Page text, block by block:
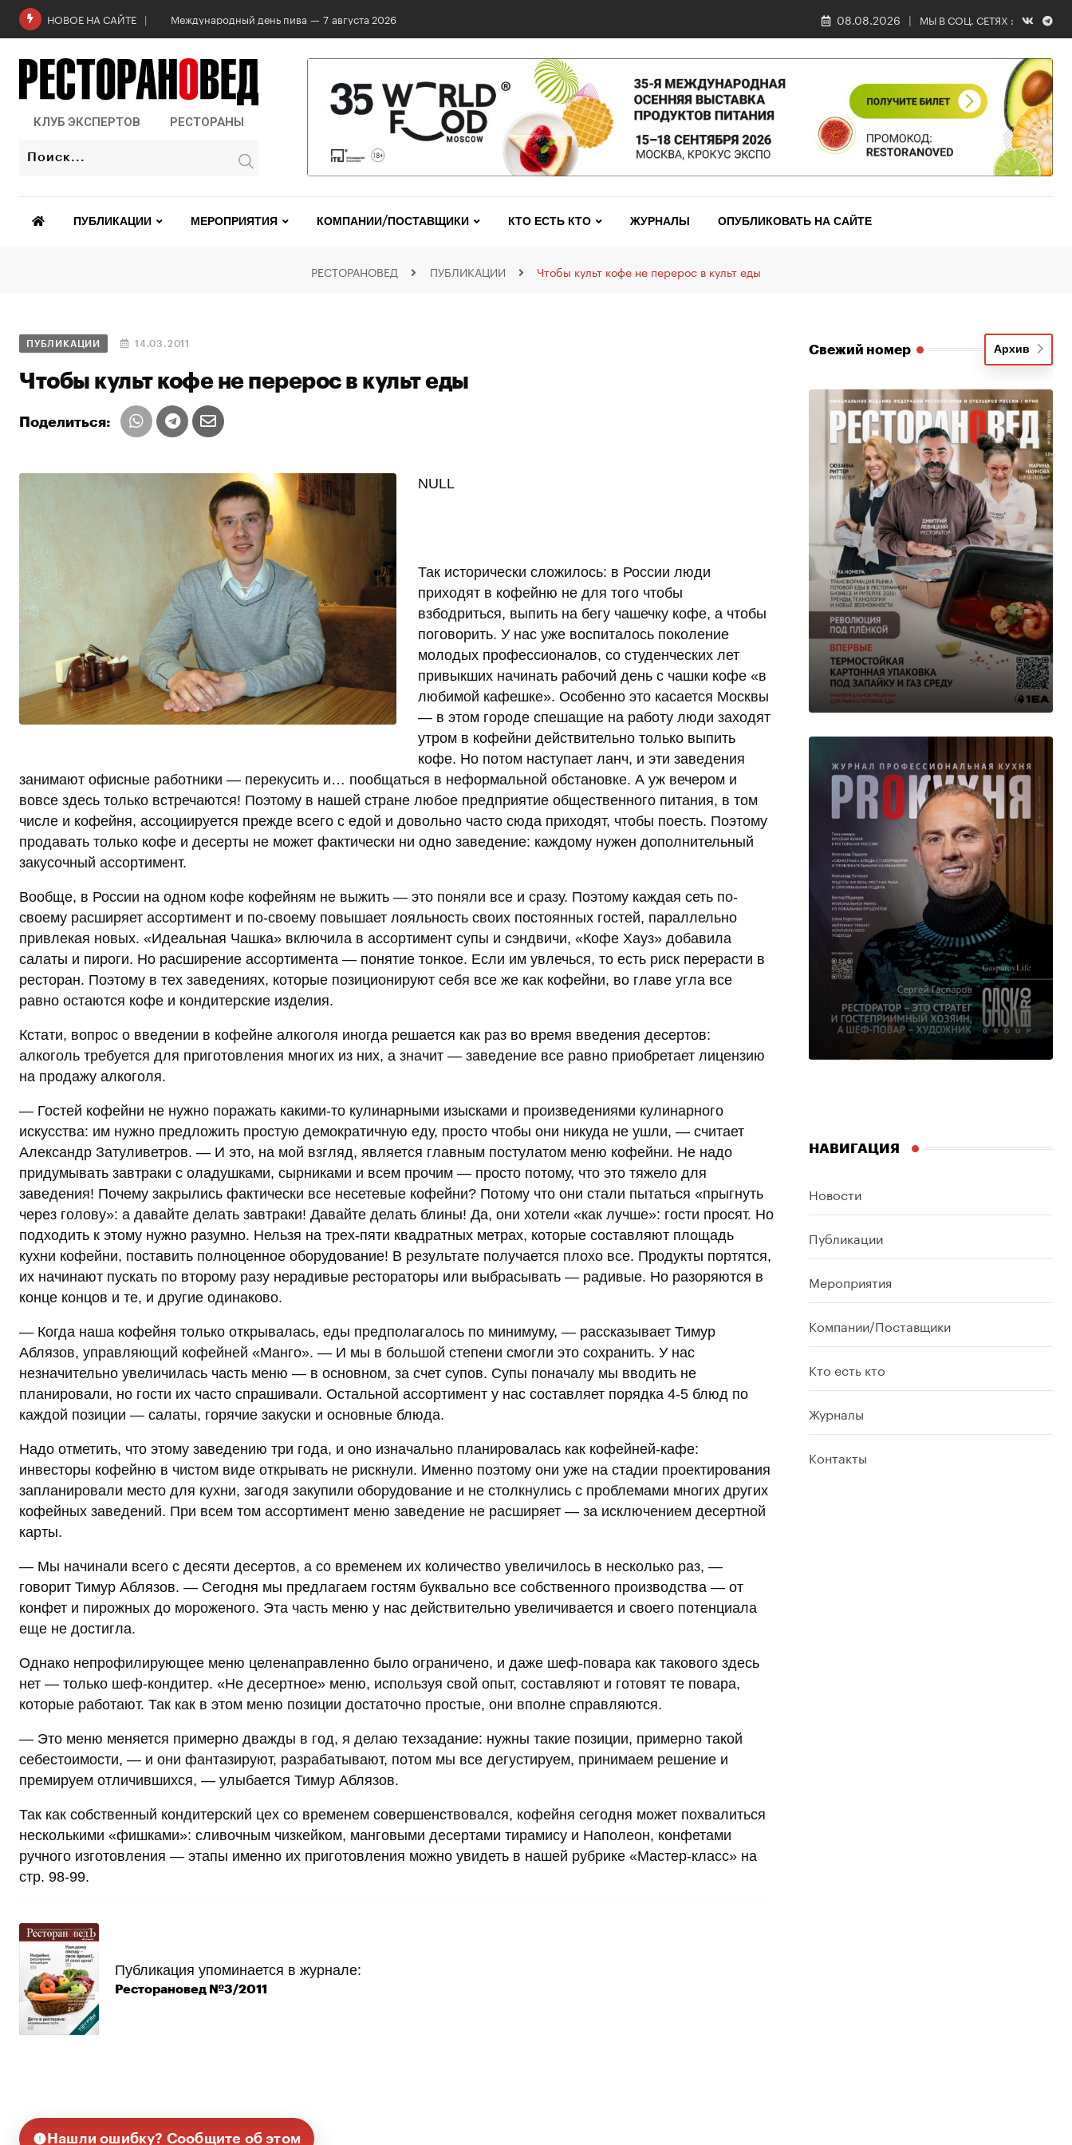
НОВОЕ НА САЙТЕ Роскачество проверило бургеры в 20 сетях: выявлены нарушения и названы лидеры исследования 08.08.2026 МЫ В СОЦ. СЕТЯХ :
КЛУБ ЭКСПЕРТОВ РЕСТОРАНЫ
ПУБЛИКАЦИИ МЕРОПРИЯТИЯ КОМПАНИИ/ПОСТАВЩИКИ КТО ЕСТЬ КТО ЖУРНАЛЫ ОПУБЛИКОВАТЬ НА САЙТЕ
РЕСТОРАНОВЕД ПУБЛИКАЦИИ Чтобы культ кофе не перерос в культ еды
ПУБЛИКАЦИИ 14.03.2011
Чтобы культ кофе не перерос в культ еды
Поделиться:
NULL
Так исторически сложилось: в России люди
приходят в кофейню не для того чтобы
взбодриться, выпить на бегу чашечку кофе, а чтобы
поговорить. У нас уже воспиталось поколение
молодых профессионалов, со студенческих лет
привыкших начинать рабочий день с чашки кофе «в
любимой кафешке». Особенно это касается Москвы
— в этом городе спешащие на работу люди заходят
утром в кофейни действительно только выпить
кофе. Но потом наступает ланч, и эти заведения
занимают офисные работники — перекусить и… пообщаться в неформальной обстановке. А уж вечером и
вовсе здесь только встречаются! Поэтому в нашей стране любое предприятие общественного питания, в том
числе и кофейня, ассоциируется прежде всего с едой и довольно часто сюда приходят, чтобы поесть. Поэтому
продавать только кофе и десерты не может фактически ни одно заведение: каждому нужен дополнительный
закусочный ассортимент.
Вообще, в России на одном кофе кофейням не выжить — это поняли все и сразу. Поэтому каждая сеть по-
своему расширяет ассортимент и по-своему повышает лояльность своих постоянных гостей, параллельно
привлекая новых. «Идеальная Чашка» включила в ассортимент супы и сэндвичи, «Кофе Хауз» добавила
салаты и пироги. Но расширение ассортимента — понятие тонкое. Если им увлечься, то есть риск перерасти в
ресторан. Поэтому в тех заведениях, которые позиционируют себя все же как кофейни, во главе угла все
равно остаются кофе и кондитерские изделия.
Кстати, вопрос о введении в кофейне алкоголя иногда решается как раз во время введения десертов:
алкоголь требуется для приготовления многих из них, а значит — заведение все равно приобретает лицензию
на продажу алкоголя.
— Гостей кофейни не нужно поражать какими-то кулинарными изысками и произведениями кулинарного
искусства: им нужно предложить простую демократичную еду, просто чтобы они никуда не ушли, — считает
Александр Затуливетров. — И это, на мой взгляд, является главным постулатом меню кофейни. Не надо
придумывать завтраки с оладушками, сырниками и всем прочим — просто потому, что это тяжело для
заведения! Почему закрылись фактически все несетевые кофейни? Потому что они стали пытаться «прыгнуть
через голову»: а давайте делать завтраки! Давайте делать блины! Да, они хотели «как лучше»: гости просят. Но
подходить к этому нужно разумно. Нельзя на трех-пяти квадратных метрах, которые составляют площадь
кухни кофейни, поставить полноценное оборудование! В результате получается плохо все. Продукты портятся,
их начинают пускать по второму разу нерадивые рестораторы или выбрасывать — радивые. Но разоряются в
конце концов и те, и другие одинаково.
— Когда наша кофейня только открывалась, еды предполагалось по минимуму, — рассказывает Тимур
Аблязов, управляющий кофейней «Манго». — И мы в большой степени смогли это сохранить. У нас
незначительно увеличилась часть меню — в основном, за счет супов. Супы поначалу мы вводить не
планировали, но гости их часто спрашивали. Остальной ассортимент у нас составляет порядка 4-5 блюд по
каждой позиции — салаты, горячие закуски и основные блюда.
Надо отметить, что этому заведению три года, и оно изначально планировалась как кофейней-кафе:
инвесторы кофейню в чистом виде открывать не рискнули. Именно поэтому они уже на стадии проектирования
запланировали место для кухни, загодя закупили оборудование и не столкнулись с проблемами многих других
кофейных заведений. При всем том ассортимент меню заведение не расширяет — за исключением десертной
карты.
— Мы начинали всего с десяти десертов, а со временем их количество увеличилось в несколько раз, —
говорит Тимур Аблязов. — Сегодня мы предлагаем гостям буквально все собственного производства — от
конфет и пирожных до мороженого. Эта часть меню у нас действительно увеличивается и своего потенциала
еще не достигла.
Однако непрофилирующее меню целенаправленно было ограничено, и даже шеф-повара как такового здесь
нет — только шеф-кондитер. «Не десертное» меню, используя свой опыт, составляют и готовят те повара,
которые работают. Так как в этом меню позиции достаточно простые, они вполне справляются.
— Это меню меняется примерно дважды в год, я делаю техзадание: нужны такие позиции, примерно такой
себестоимости, — и они фантазируют, разрабатывают, потом мы все дегустируем, принимаем решение и
премируем отличившихся, — улыбается Тимур Аблязов.
Так как собственный кондитерский цех со временем совершенствовался, кофейня сегодня может похвалиться
несколькими «фишками»: сливочным чизкейком, манговыми десертами тирамису и Наполеон, конфетами
ручного изготовления — этапы именно их приготовления можно увидеть в нашей рубрике «Мастер-класс» на
стр. 98-99.
Публикация упоминается в журнале:
Ресторановед №3/2011
Нашли ошибку? Сообщите об этом
Свежий номер Архив
НАВИГАЦИЯ
Новости
Публикации
Мероприятия
Компании/Поставщики
Кто есть кто
Журналы
Контакты